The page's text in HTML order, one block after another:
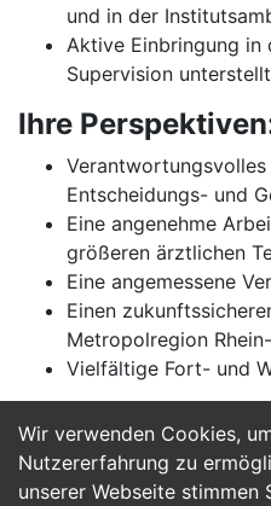
Wir verwenden Cookies,
Nutzererfahrung zu
unserer Webseite stimmen
und in der
Aktive Einbringung in
Supervision
Ihre
Entscheidungs- und
Eine angenehme
größeren ärztlichen
Eine angemessene
Einen
Metropolregion
Vielfältige Fort- und
Jetzt